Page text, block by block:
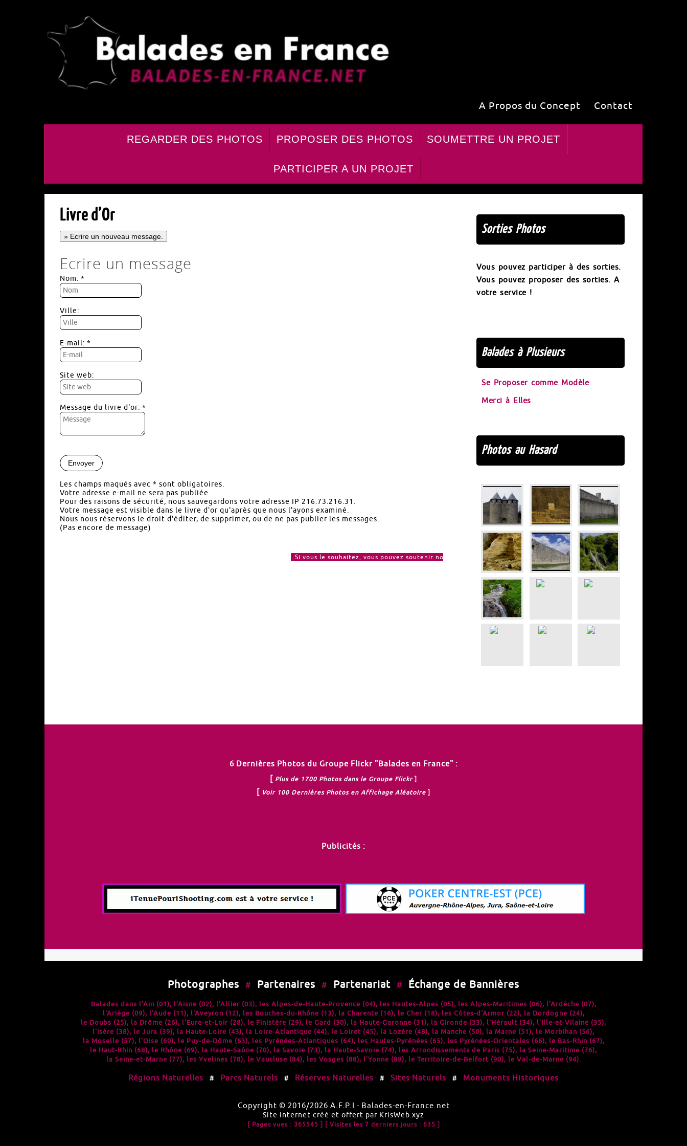
A Propos du Concept Contact
REGARDER DES PHOTOS PROPOSER DES PHOTOS SOUMETTRE UN PROJET
PARTICIPER A UN PROJET
Livre d’Or
Ecrire un message
Nom: *
Ville:
E-mail: *
Site web:
Message du livre d'or: *
Les champs maqués avec * sont obligatoires.
Votre adresse e-mail ne sera pas publiée.
Pour des raisons de sécurité, nous sauvegardons votre adresse IP 216.73.216.31.
Votre message est visible dans le livre d'or qu'après que nous l'ayons examiné.
Nous nous réservons le droit d'éditer, de supprimer, ou de ne pas publier les messages.
(Pas encore de message)
Si vous le souhaitez, vous pouvez soutenir notre Association avec 1€ symbolique ou plus : Leetchi
Sorties Photos
Vous pouvez participer à des sorties.
Vous pouvez proposer des sorties. A
votre service !
Balades à Plusieurs
Se Proposer comme Modèle
Merci à Elles
Photos au Hasard
6 Dernières Photos du Groupe Flickr "Balades en France" :
[ Plus de 1700 Photos dans le Groupe Flickr]
[ Voir 100 Dernières Photos en Affichage Aléatoire ]
Publicités :
Photographes # Partenaires # Partenariat # Échange de Bannières
Balades dans l'Ain (01), l'Aisne (02), l'Allier (03), les Alpes-de-Haute-Provence (04), les Hautes-Alpes (05), les Alpes-Maritimes (06), l'Ardèche (07),
l'Ariège (09), l'Aude (11), l'Aveyron (12), les Bouches-du-Rhône (13), la Charente (16), le Cher (18), les Côtes-d'Armor (22), la Dordogne (24),
le Doubs (25), la Drôme (26), l'Eure-et-Loir (28), le Finistère (29), le Gard (30), la Haute-Garonne (31), la Gironde (33), l'Hérault (34), l'Ille-et-Vilaine (35),
l'Isère (38), le Jura (39), la Haute-Loire (43), la Loire-Atlantique (44), le Loiret (45), la Lozère (48), la Manche (50), la Marne (51), le Morbihan (56),
la Moselle (57), l'Oise (60), le Puy-de-Dôme (63), les Pyrénées-Atlantiques (64), les Hautes-Pyrénées (65), les Pyrénées-Orientales (66), le Bas-Rhin (67),
le Haut-Rhin (68), le Rhône (69), la Haute-Saône (70), la Savoie (73), la Haute-Savoie (74), les Arrondissements de Paris (75), la Seine-Maritime (76),
la Seine-et-Marne (77), les Yvelines (78), le Vaucluse (84), les Vosges (88), l'Yonne (89), le Territoire-de-Belfort (90), le Val-de-Marne (94).
Régions Naturelles # Parcs Naturels # Réserves Naturelles # Sites Naturels # Monuments Historiques
Copyright © 2016/2026 A.F.P.I - Balades-en-France.net
Site internet créé et offert par KrisWeb.xyz
[ Pages vues : 365545 ] [ Visites les 7 derniers jours : 635 ]